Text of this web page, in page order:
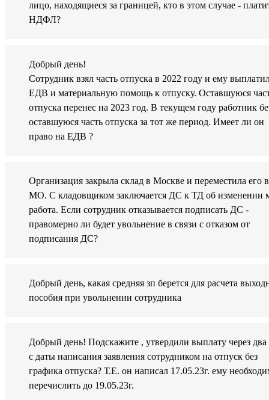
лицо, находящиеся за границей, кто в этом случае -
НДФЛ?
Добрый день!
Сотрудник взял часть отпуска в 2022 году и ему
ЕДВ и материальную помощь к отпуску. Оставшуюся
отпуска перенес на 2023 год. В текущем году работник
оставшуюся часть отпуска за тот же период. Имеет ли он
право на ЕДВ ?
Организация закрыла склад в Москве и переместила его в
МО. С кладовщиком заключается ДС к ТД об изменении
работа. Если сотрудник отказывается подписать ДС -
правомерно ли будет увольнение в связи с отказом от
подписания ДС?
Добрый день, какая средняя зп берется для расчета
пособия при увольнении сотрудника
Добрый день! Подскажите , утвердили выплату через два
с даты написания заявления сотрудником на отпуск без
графика отпуска? Т.Е. он написал 17.05.23г. ему
перечислить до 19.05.23г.